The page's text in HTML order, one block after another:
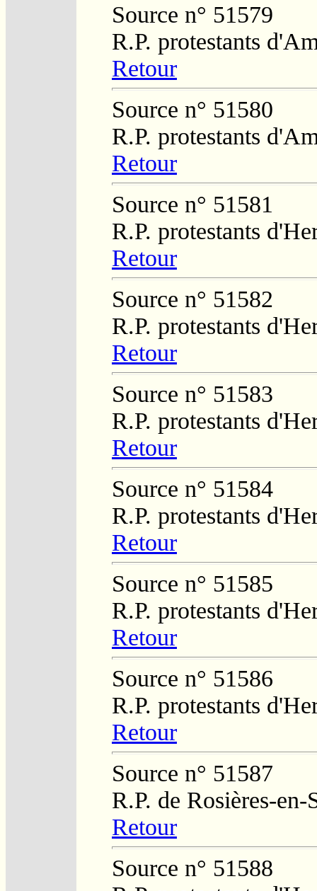
Source n° 51579
R.P. protestants
Retour
Source n° 51580
R.P. protestants
Retour
Source n° 51581
R.P. protestants
Retour
Source n° 51582
R.P. protestants
Retour
Source n° 51583
R.P. protestants
Retour
Source n° 51584
R.P. protestants
Retour
Source n° 51585
R.P. protestants
Retour
Source n° 51586
R.P. protestants
Retour
Source n° 51587
R.P. de Rosières-en-
Retour
Source n° 51588